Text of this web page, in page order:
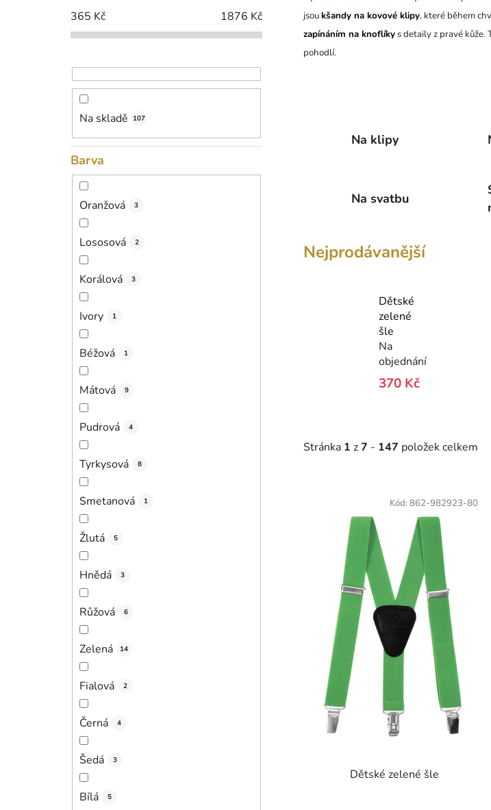
365 Kč 1876 Kč
Na skladě 107
Barva
Oranžová 3
Lososová 2
Korálová 3
Ivory 1
Béžová 1
Mátová 9
Pudrová 4
Tyrkysová 8
Smetanová 1
Žlutá 5
Hnědá 3
Růžová 6
Zelená 14
Fialová 2
Černá 4
Šedá 3
Bílá 5
jsoukšandy na kovové klipy, které během
zapínáním na knoflíkys detaily z pravé kůže.
pohodlí.
Na klipy
Na svatbu
Nejprodávanější
Dětské
zelené
šle
Na
objednání
370 Kč
Stránka 1 z7 - 147 položek celkem
Dětské zelené šle
Kód: 862-982923-80